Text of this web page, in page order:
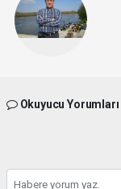
Okuyucu Yorumları